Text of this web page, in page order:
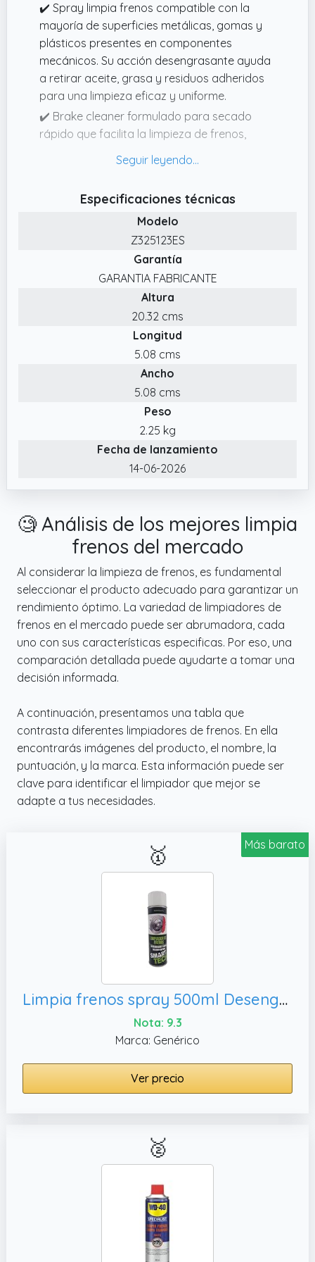
✔️ Spray limpia frenos compatible con la
mayoría de superficies metálicas, gomas y
plásticos presentes en componentes
mecánicos. Su acción desengrasante ayuda
a retirar aceite, grasa y residuos adheridos
para una limpieza eficaz y uniforme.
✔️ Brake cleaner formulado para secado
rápido que facilita la limpieza de frenos,
necesidad de desmontajes complejos. Ideal
automoción, motocicletas y talleres
✔️ Pack de 6 aerosoles de 500 ml pensado
para disponer de mayor autonomía en
tareas de limpieza y mantenimiento de
frenos y componentes mecánicos. Formato
práctico para garajes, vehículos,
motocicletas y uso frecuente en automoción.
✔️ Limpia frenos Datacol DATABRAKE
diseñado para eliminar grasa, aceite, polvo
de freno y suciedad persistente en discos,
rápida ayuda a mantener las piezas limpias y
secas sin dejar residuos.
✔️ Limpiador de frenos y desengrasante
apto para coche y moto, indicado para
limpieza de piezas metálicas. Ayuda a
eliminar residuos acumulados en sistemas de
frenado y componentes sometidos a grasa
y suciedad.
Especificaciones técnicas
Modelo
Z325123ES
Garantía
GARANTIA FABRICANTE
Altura
20.32 cms
Longitud
5.08 cms
Ancho
5.08 cms
Peso
2.25 kg
Fecha de lanzamiento
14-06-2026
🧐 Análisis de los mejores limpia
frenos del mercado
Al considerar la limpieza de frenos, es fundamental
seleccionar el producto adecuado para garantizar un
rendimiento óptimo. La variedad de limpiadores de
frenos en el mercado puede ser abrumadora, cada
uno con sus características especificas. Por eso, una
comparación detallada puede ayudarte a tomar una
decisión informada.
A continuación, presentamos una tabla que
contrasta diferentes limpiadores de frenos. En ella
encontrarás imágenes del producto, el nombre, la
puntuación, y la marca. Esta información puede ser
clave para identificar el limpiador que mejor se
adapte a tus necesidades.
Más barato
🥇
Limpia frenos spray 500ml Desengrasante piezas coche Limpiador de frenos moto Limpiador discos de freno Desengrasante cadena Cero residuos Brake cleaner
Nota: 9.3
Marca: Genérico
Ver precio
🥈